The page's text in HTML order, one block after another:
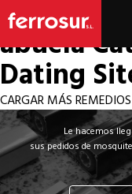
Los por si
abuela
Dating
CARGAR MÁS REMEDIOS
Le hacemos
sus pedidos de